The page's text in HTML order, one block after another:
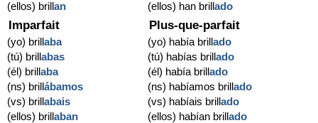
(ellos) brillan
(ellos) han brillado
Imparfait
(yo) brillaba
(tú) brillabas
(él) brillaba
(ns) brillábamos
(vs) brillabais
(ellos) brillaban
Plus-que-parfait
(yo) había brillado
(tú) habías brillado
(él) había brillado
(ns) habíamos brillado
(vs) habíais brillado
(ellos) habían brillado